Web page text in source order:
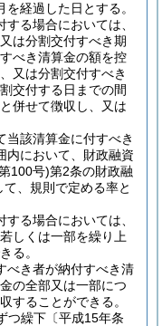
経過した日とする。
る場合においては、
は分割交付すべき期
べき清算金の額を控
又は分割交付すべき
交付する日までの間
併せて徴収し、又は
当該清算金に付すべき
内において、財政融資
100号)第2条の財政融
、規則で定める率と
る場合においては、
しくは一部を繰り上
る。
べき者が納付すべき清
の全部又は一部につ
することができる。
繰下〔平成15年条